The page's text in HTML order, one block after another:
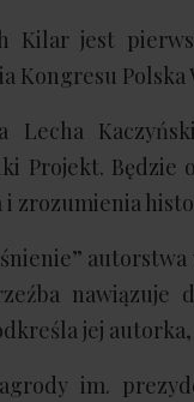
Kilar jest
Kongresu Polska
Lecha
Projekt.
zrozumienia
jej autorka,
im.